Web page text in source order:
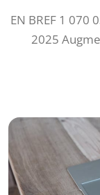
EN BREF 1 070
2025